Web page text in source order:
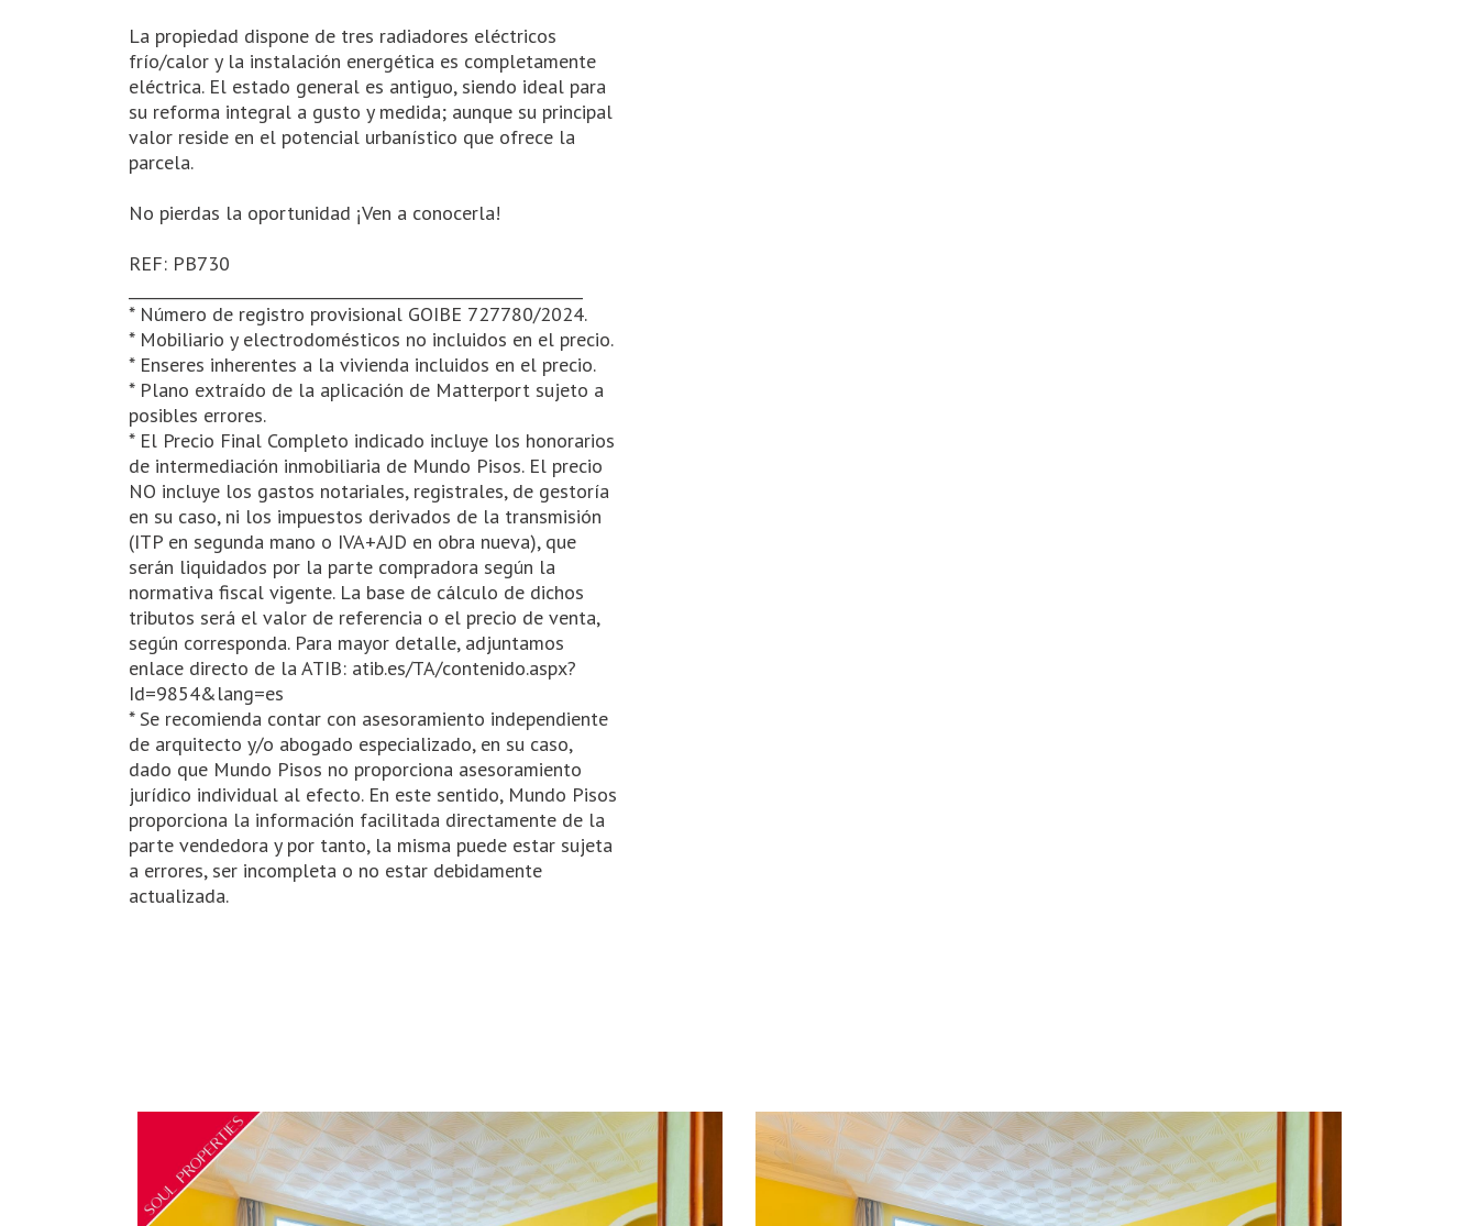
La propiedad dispone de tres radiadores eléctricos
frío/calor y la instalación energética es completamente
eléctrica. El estado general es antiguo, siendo ideal para
su reforma integral a gusto y medida; aunque su principal
valor reside en el potencial urbanístico que ofrece la
parcela.
No pierdas la oportunidad ¡Ven a conocerla!
REF: PB730
* Número de registro provisional GOIBE 727780/2024.
* Mobiliario y electrodomésticos no incluidos en el precio.
* Enseres inherentes a la vivienda incluidos en el precio.
* Plano extraído de la aplicación de Matterport sujeto a
posibles errores.
* El Precio Final Completo indicado incluye los honorarios
de intermediación inmobiliaria de Mundo Pisos. El precio
NO incluye los gastos notariales, registrales, de gestoría
en su caso, ni los impuestos derivados de la transmisión
(ITP en segunda mano o IVA+AJD en obra nueva), que
serán liquidados por la parte compradora según la
normativa fiscal vigente. La base de cálculo de dichos
tributos será el valor de referencia o el precio de venta,
según corresponda. Para mayor detalle, adjuntamos
enlace directo de la ATIB: atib.es/TA/contenido.aspx?
Id=9854&lang=es
* Se recomienda contar con asesoramiento independiente
de arquitecto y/o abogado especializado, en su caso,
dado que Mundo Pisos no proporciona asesoramiento
jurídico individual al efecto. En este sentido, Mundo Pisos
proporciona la información facilitada directamente de la
parte vendedora y por tanto, la misma puede estar sujeta
a errores, ser incompleta o no estar debidamente
actualizada.